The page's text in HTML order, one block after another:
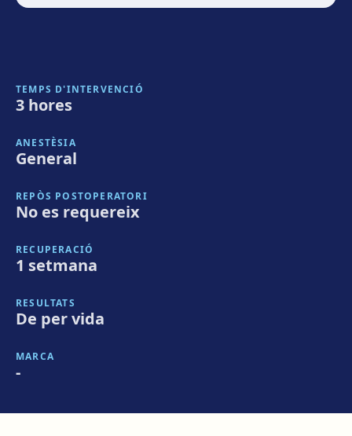
TEMPS D'INTERVENCIÓ
3 hores
ANESTÈSIA
General
REPÒS POSTOPERATORI
No es requereix
RECUPERACIÓ
1 setmana
RESULTATS
De per vida
MARCA
-